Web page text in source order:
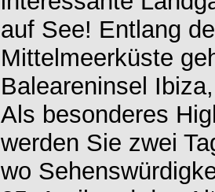
auf See! Entlang
Mittelmeerküste
Baleareninsel
Als besonderes
werden Sie zwei
wo